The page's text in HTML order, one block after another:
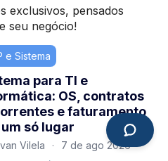
exclusivos, pensados
seu negócio!
e Sistema
para TI e
OS, contratos
e faturamento
só lugar
Vilela · 7 de ago 2026